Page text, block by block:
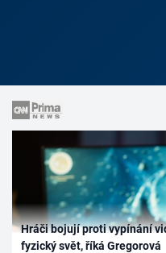
Hráči bojují proti vypínání
fyzický svět, říká Gregorová